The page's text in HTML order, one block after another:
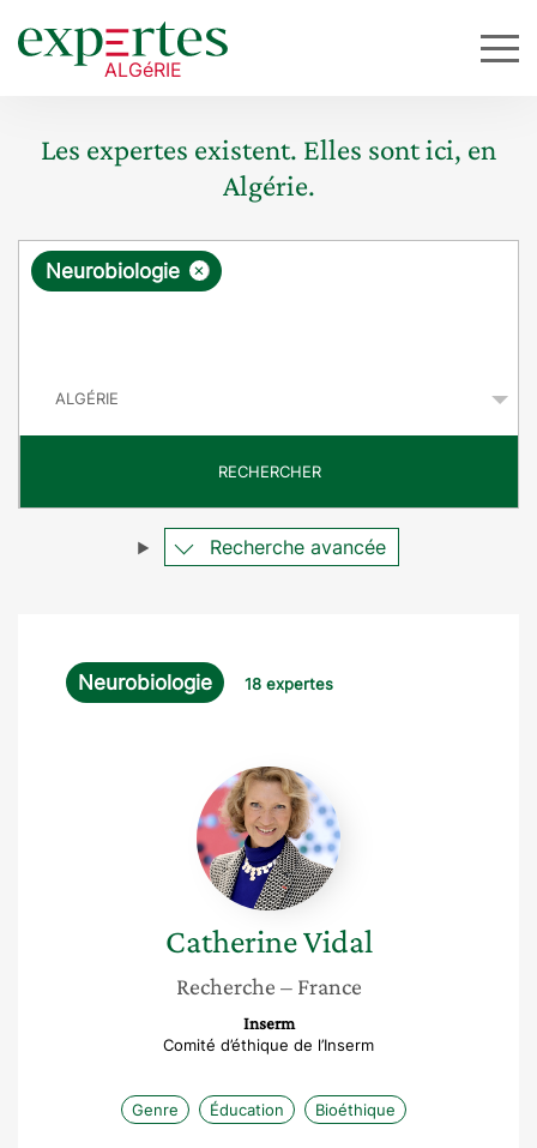
Les expertes existent. Elles sont ici, en
Algérie.
R
ê
e
×
Neurobiologie
RECHERCHER
Recherche avancée
Neurobiologie 18 expertes
Catherine
Vidal
CatherineVidal
Recherche – France
Inserm
Comité d’éthique de l’Inserm
Genre Éducation Bioéthique